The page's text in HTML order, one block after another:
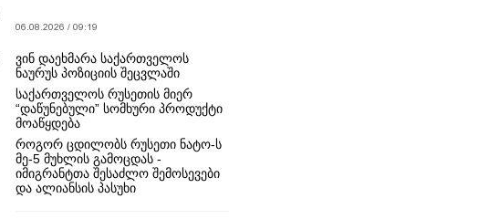
06.08.2026 / 09:19
ვინ დაეხმარა საქართველოს
ნაურუს პოზიციის შეცვლაში
საქართველოს რუსეთის მიერ
“დაწუნებული” სომხური პროდუქტი
მოაწყდება
როგორ ცდილობს რუსეთი ნატო-ს
მე-5 მუხლის გამოცდას -
იმიგრანტთა შესაძლო შემოსევები
და ალიანსის პასუხი